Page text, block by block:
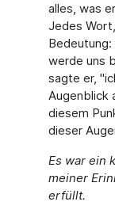
alles, was
Jedes
werde uns
sagte er,
Augenblick
diesem
dieser
Es war ein
meiner
erfüllt.